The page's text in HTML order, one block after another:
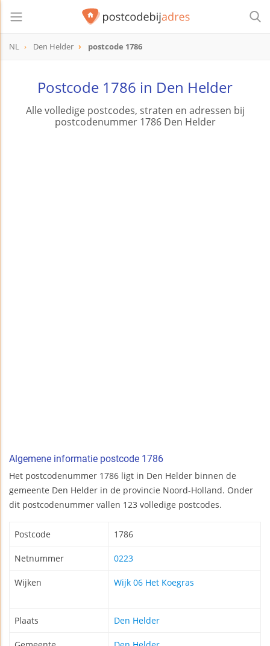
NL Den Helder postcode 1786
Postcode 1786 in Den Helder
Alle volledige postcodes, straten en adressen bij
postcodenummer 1786 Den Helder
Algemene informatie postcode 1786
Het postcodenummer 1786 ligt in Den Helder binnen de
gemeente Den Helder in de provincie Noord-Holland. Onder
dit postcodenummer vallen 123 volledige postcodes.
Postcode 1786
Netnummer 0223
Wijken Wijk 06 Het Koegras
Plaats Den Helder